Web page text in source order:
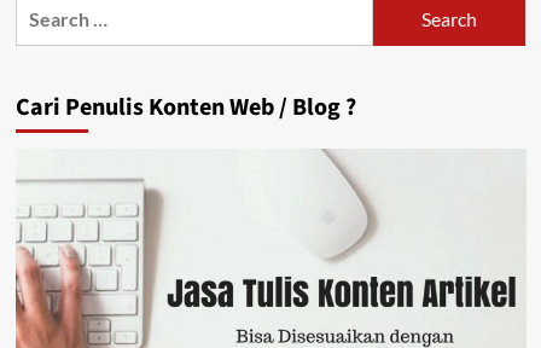
Cari Penulis Konten Web / Blog ?